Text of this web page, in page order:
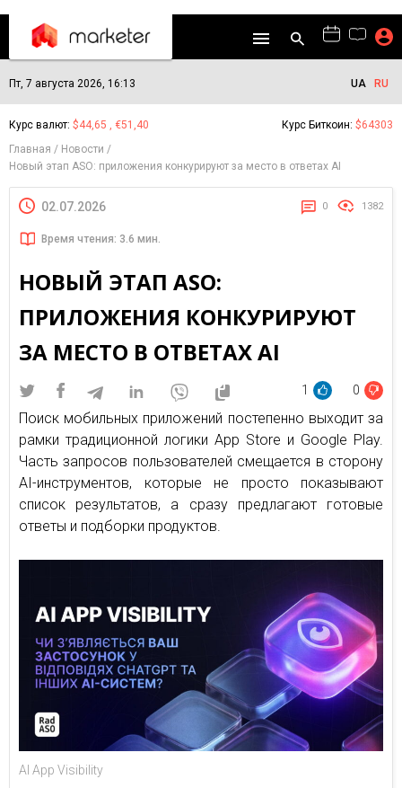
Пт, 7 августа 2026, 16:13 UA RU
Курс валют: $44,65 , €51,40 Курс Биткоин: $64303
Главная
Новости
Новый этап ASO: приложения конкурируют за место в ответах AI
02.07.2026 0 1382
Время чтения: 3.6 мин.
НОВЫЙ ЭТАП ASO:
ПРИЛОЖЕНИЯ КОНКУРИРУЮТ
ЗА МЕСТО В ОТВЕТАХ AI
1 0
Поиск мобильных приложений постепенно выходит за
рамки традиционной логики App Store и Google Play.
Часть запросов пользователей смещается в сторону
AI-инструментов, которые не просто показывают
список результатов, а сразу предлагают готовые
ответы и подборки продуктов.
AI App Visibility